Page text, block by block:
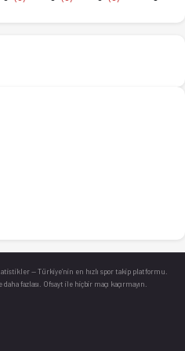
— Türkiye’nin en hızlı spor takip platformu.
fazlası. Ofsayt ile hiçbir maçı kaçırmayın.